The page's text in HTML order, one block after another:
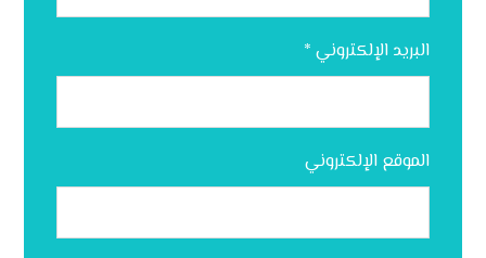
البريد الإلكتروني *
الموقع الإلكتروني